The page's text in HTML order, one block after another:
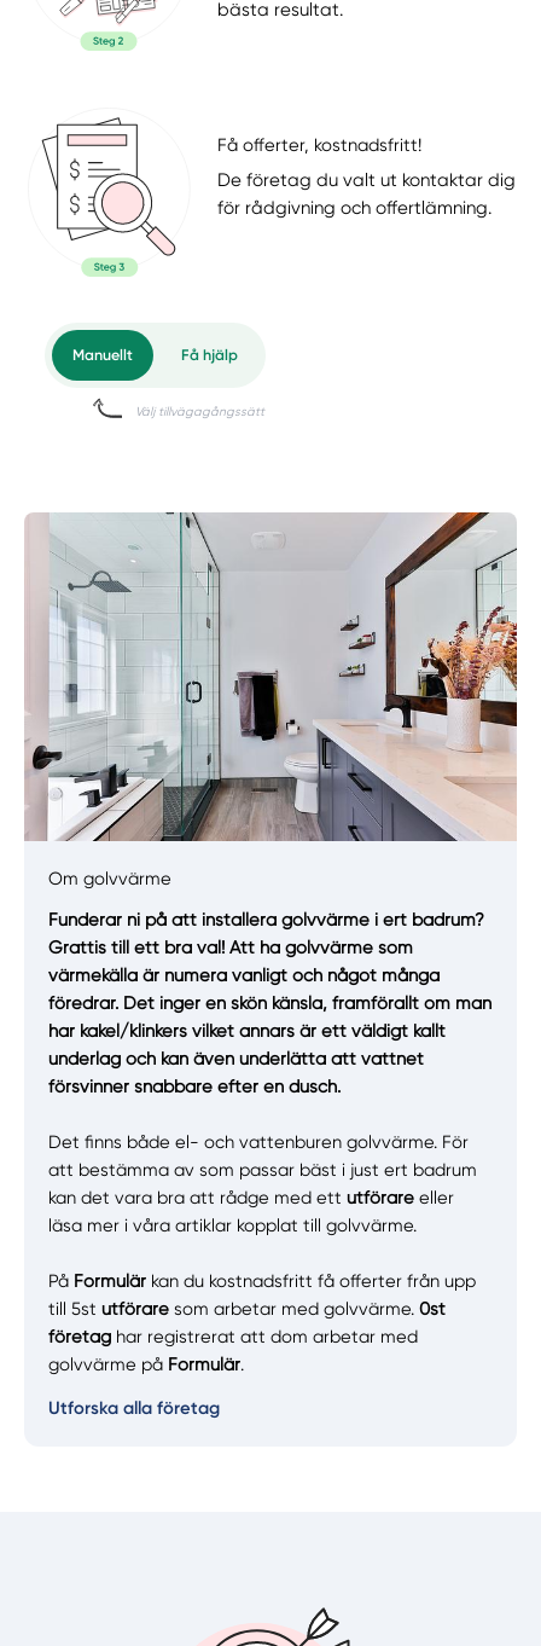
bästa resultat.
Få offerter, kostnadsfritt!
De företag du valt ut kontaktar dig
för rådgivning och offertlämning.
Manuellt
Välj tillvägagångssätt
Om golvvärme
Funderar ni på att installera golvvärme i ert badrum?
Grattis till ett bra val! Att ha golvvärme som
värmekälla är numera vanligt och något många
föredrar. Det inger en skön känsla, framförallt om man
har kakel/klinkers vilket annars är ett väldigt kallt
underlag och kan även underlätta att vattnet
försvinner snabbare efter en dusch.
Det finns både el- och vattenburen golvvärme. För
att bestämma av som passar bäst i just ert badrum
kan det vara bra att rådge med ettutförareeller
läsa mer i våra artiklar kopplat till golvvärme.
På Formulär kan du kostnadsfritt få offerter från upp
till 5stutförare som arbetar med golvvärme.0st
företag har registrerat att dom arbetar med
golvvärme på Formulär.
Utforska alla företag